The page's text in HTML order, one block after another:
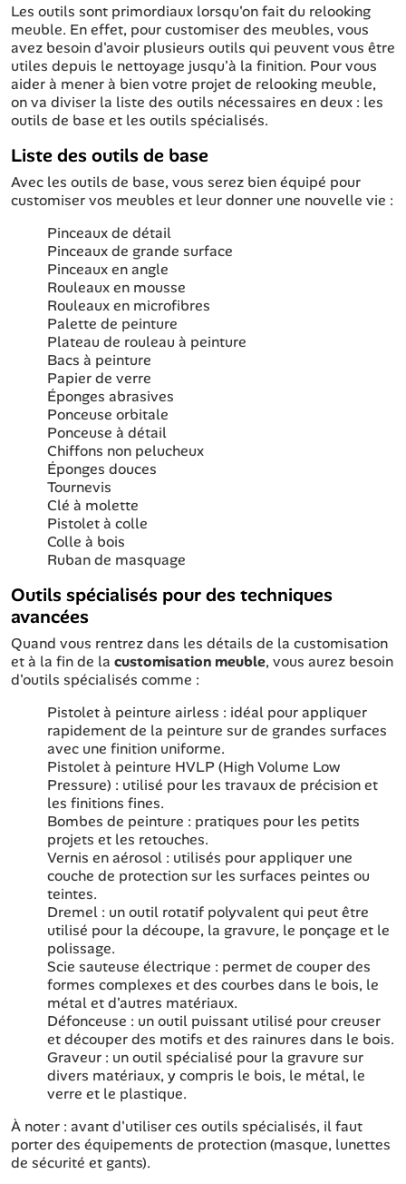
Les outils sont primordiaux lorsqu'on fait du relooking
meuble. En effet, pour customiser des meubles, vous
avez besoin d'avoir plusieurs outils qui peuvent vous être
utiles depuis le nettoyage jusqu'à la finition. Pour vous
aider à mener à bien votre projet de relooking meuble,
on va diviser la liste des outils nécessaires en deux : les
outils de base et les outils spécialisés.
Liste des outils de base
Avec les outils de base, vous serez bien équipé pour
customiser vos meubles et leur donner une nouvelle vie :
Pinceaux de détail
Pinceaux de grande surface
Pinceaux en angle
Rouleaux en mousse
Rouleaux en microfibres
Palette de peinture
Plateau de rouleau à peinture
Bacs à peinture
Papier de verre
Éponges abrasives
Ponceuse orbitale
Ponceuse à détail
Chiffons non pelucheux
Éponges douces
Tournevis
Clé à molette
Pistolet à colle
Colle à bois
Ruban de masquage
Outils spécialisés pour des techniques
avancées
Quand vous rentrez dans les détails de la customisation
et à la fin de la customisation meuble, vous aurez besoin
d'outils spécialisés comme :
Pistolet à peinture airless : idéal pour appliquer
rapidement de la peinture sur de grandes surfaces
avec une finition uniforme.
Pistolet à peinture HVLP (High Volume Low
Pressure) : utilisé pour les travaux de précision et
les finitions fines.
Bombes de peinture : pratiques pour les petits
projets et les retouches.
Vernis en aérosol : utilisés pour appliquer une
couche de protection sur les surfaces peintes ou
teintes.
Dremel : un outil rotatif polyvalent qui peut être
utilisé pour la découpe, la gravure, le ponçage et le
polissage.
Scie sauteuse électrique : permet de couper des
formes complexes et des courbes dans le bois, le
métal et d'autres matériaux.
Défonceuse : un outil puissant utilisé pour creuser
et découper des motifs et des rainures dans le bois.
Graveur : un outil spécialisé pour la gravure sur
divers matériaux, y compris le bois, le métal, le
verre et le plastique.
À noter : avant d'utiliser ces outils spécialisés, il faut
porter des équipements de protection (masque, lunettes
de sécurité et gants).